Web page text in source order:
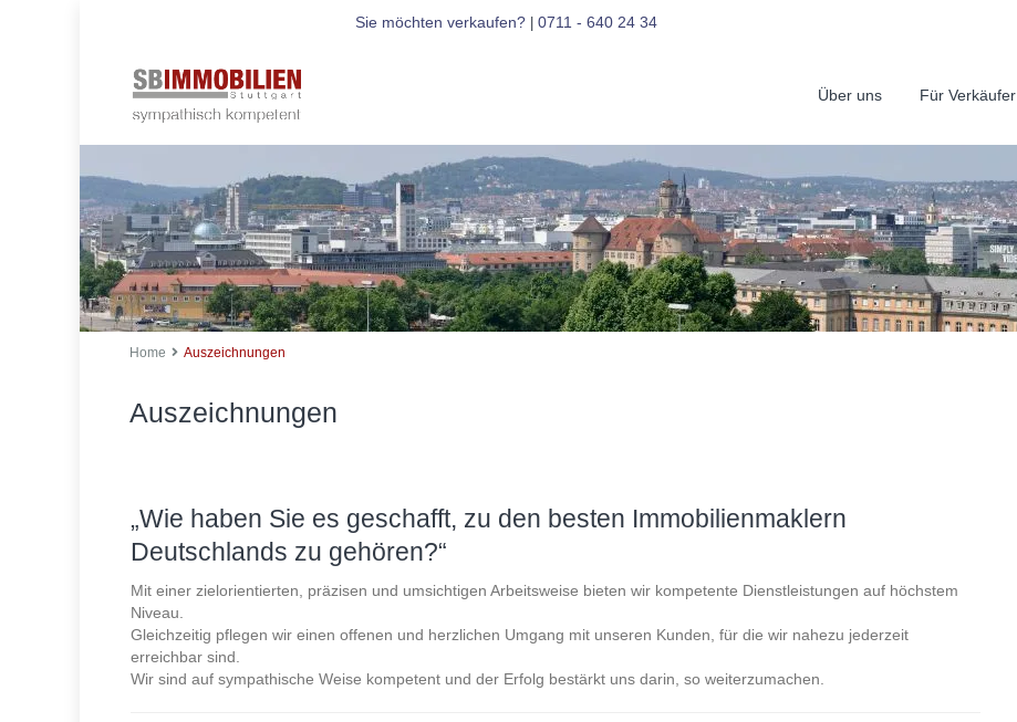
Sie möchten verkaufen? 0711 - 640 24 34
Über uns Für Verkäufer
Home Auszeichnungen
Auszeichnungen
„Wie haben Sie es geschafft, zu den besten Immobilienmaklern
Deutschlands zu gehören?“
Mit einer zielorientierten, präzisen und umsichtigen Arbeitsweise bieten wir kompetente Dienstleistungen auf höchstem
Niveau.
Gleichzeitig pflegen wir einen offenen und herzlichen Umgang mit unseren Kunden, für die wir nahezu jederzeit
erreichbar sind.
Wir sind auf sympathische Weise kompetent und der Erfolg bestärkt uns darin, so weiterzumachen.